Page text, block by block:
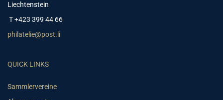
Liechtenstein
T +423 399 44 66
philatelie@post.li
QUICK LINKS
Sammlervereine